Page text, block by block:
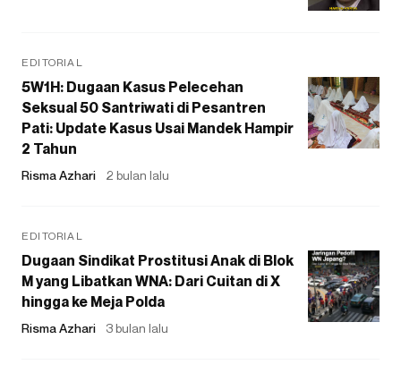
EDITORIAL
5W1H: Dugaan Kasus Pelecehan
Seksual 50 Santriwati di Pesantren
Pati: Update Kasus Usai Mandek Hampir
2 Tahun
Risma Azhari 2 bulan lalu
EDITORIAL
Dugaan Sindikat Prostitusi Anak di Blok
M yang Libatkan WNA: Dari Cuitan di X
hingga ke Meja Polda
Risma Azhari 3 bulan lalu